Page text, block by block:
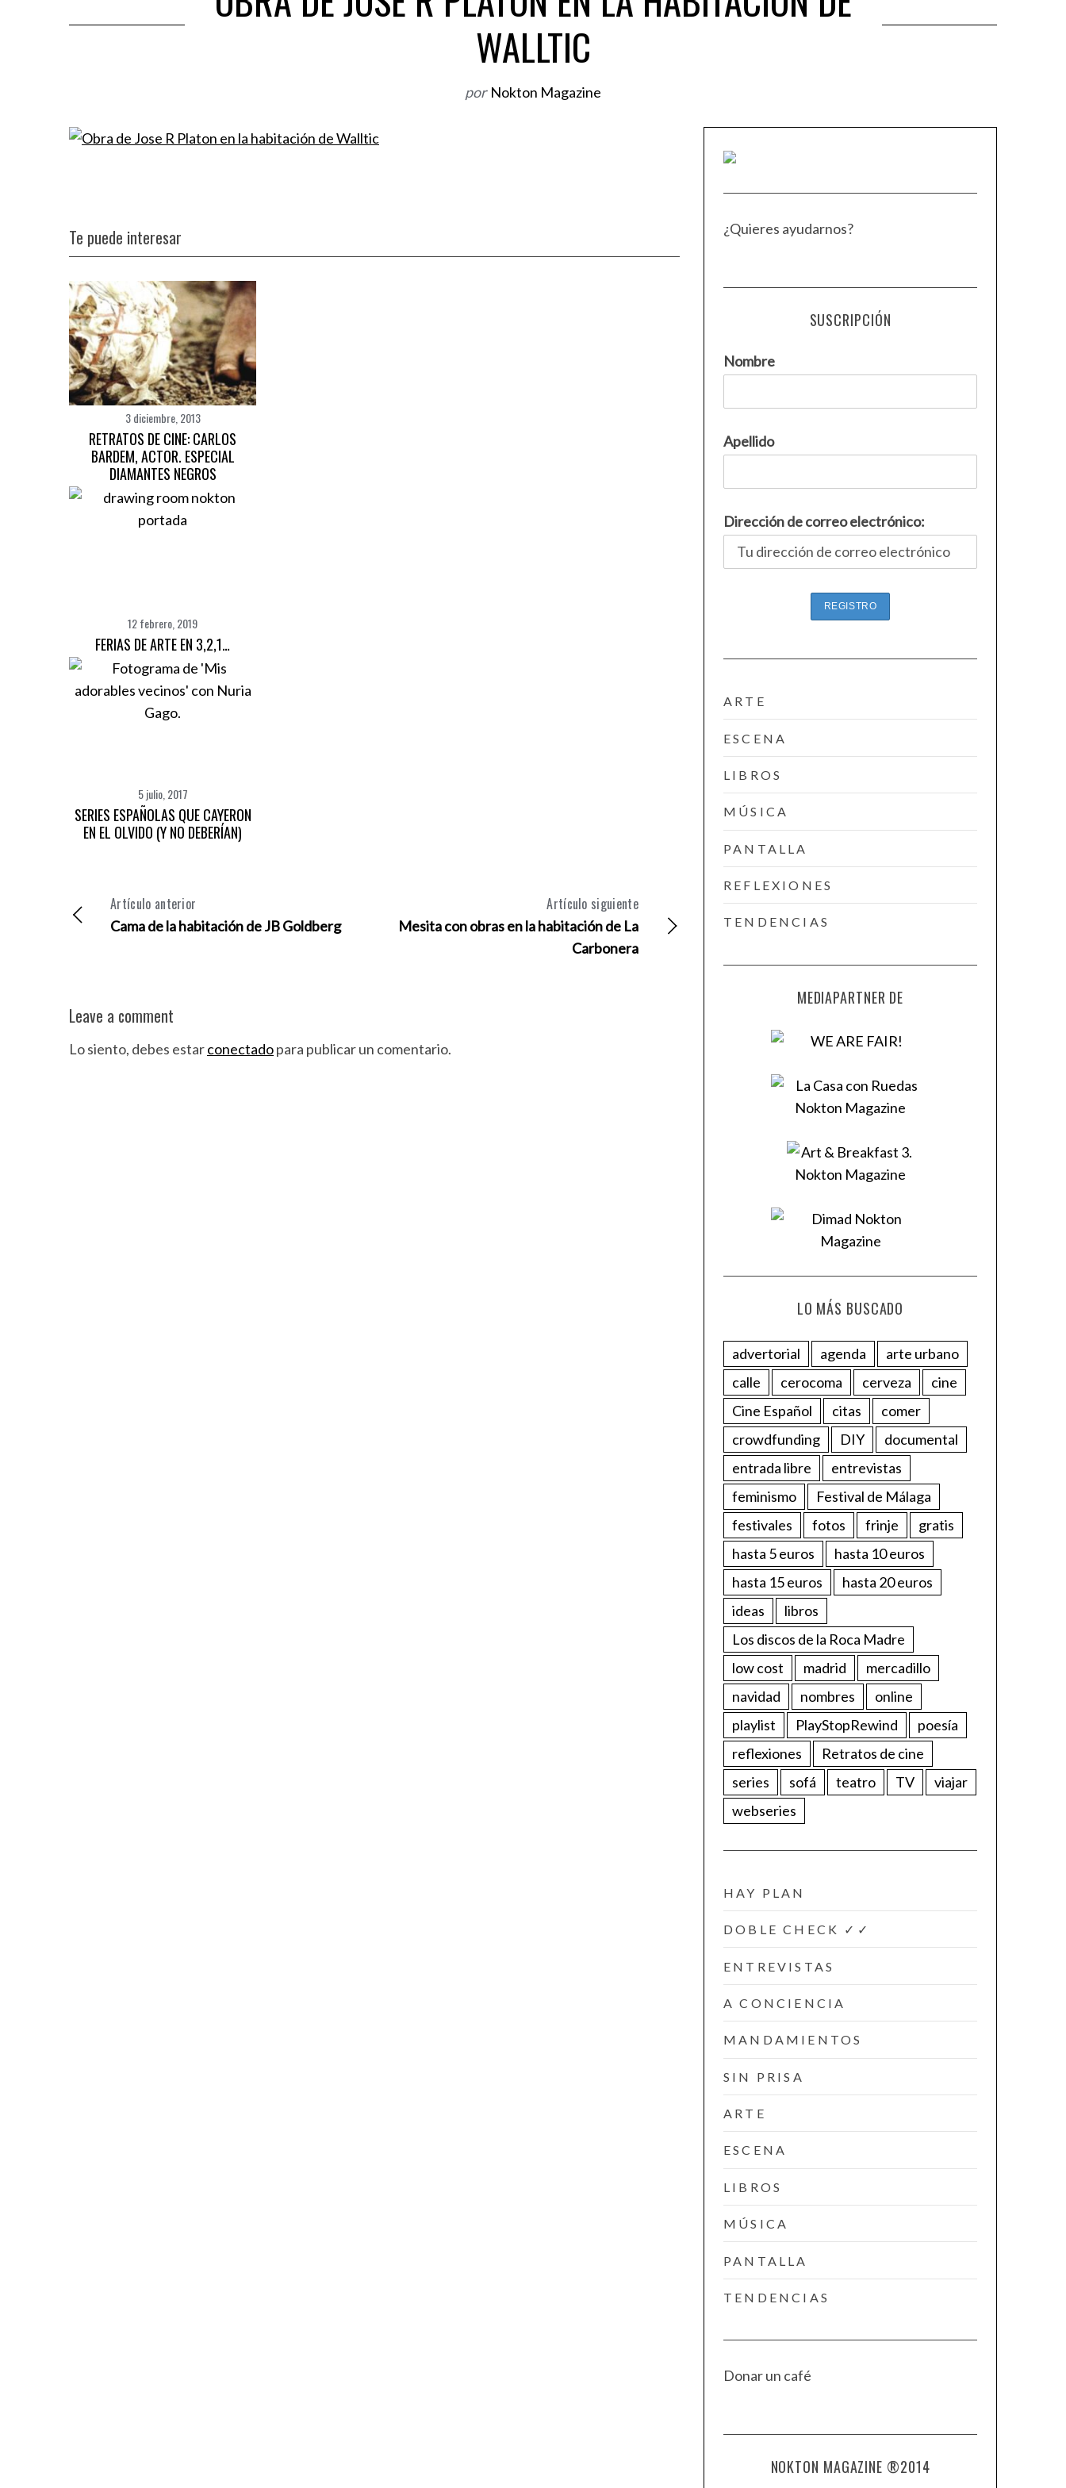
WALLTIC
por Nokton Magazine
Te puede interesar
3 diciembre, 2013
RETRATOS DE CINE: CARLOS
BARDEM, ACTOR. ESPECIAL
DIAMANTES NEGROS
12 febrero, 2019
FERIAS DE ARTE EN 3,2,1…
5 julio, 2017
SERIES ESPAÑOLAS QUE CAYERON
EN EL OLVIDO (Y NO DEBERÍAN)
Artículo anterior
Cama de la habitación de JB Goldberg
Artículo siguiente
Mesita con obras en la habitación de La
Carbonera
Leave a comment
Lo siento, debes estarconectadopara publicar un comentario.
¿Quieres ayudarnos?
SUSCRIPCIÓN
Nombre
Apellido
Dirección de correo electrónico:
ARTE
ESCENA
LIBROS
MÚSICA
PANTALLA
REFLEXIONES
TENDENCIAS
MEDIAPARTNER DE
LO MÁS BUSCADO
advertorial agenda
arte urbano
calle
cerocoma cerveza
cine
Cine Español
citas
comer
crowdfunding
DIY
documental
entrada libre
entrevistas
feminismo
Festival de Málaga
festivales
fotos frinje
gratis
hasta 5 euros
hasta 10 euros
hasta 15 euros
hasta 20 euros
ideas
libros
Los discos de la Roca Madre
low cost
madrid
mercadillo
navidad
nombres
online
playlist
PlayStopRewind
poesía
reflexiones
Retratos de cine
series
sofá teatro TV
viajar
webseries
HAY PLAN
DOBLE CHECK ✓✓
ENTREVISTAS
A CONCIENCIA
MANDAMIENTOS
SIN PRISA
ARTE
ESCENA
LIBROS
MÚSICA
PANTALLA
TENDENCIAS
Donar un café
NOKTON MAGAZINE ®2014
S
e
f